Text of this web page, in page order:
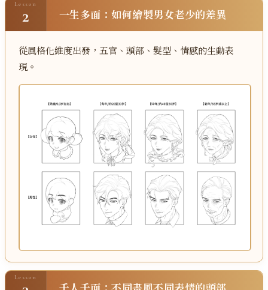
Lesson
2 一生多面：如何繪製男女老少的差異
從風格化維度出發，五官、頭部、髮型、情感的生動表
現。
Lesson